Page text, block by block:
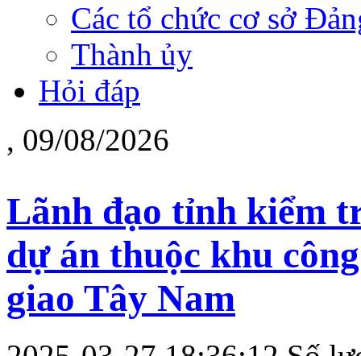
Các tổ chức cơ sở
Thành ủy
Hỏi đáp
, 09/08/2026
Lãnh đạo tỉnh kiểm
dự án thuộc khu
giao Tây Nam